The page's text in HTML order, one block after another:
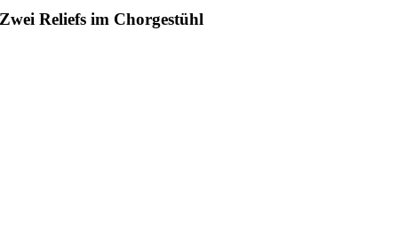
Zwei Reliefs im Chorgestühl